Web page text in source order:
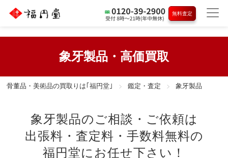
無料査定
象牙製品・高価買取
骨董品・美術品の買取りは｢福円堂｣ 鑑定・査定 象牙製品
象牙製品のご相談・ご依頼は
出張料・査定料・手数料無料の
福円堂にお任せ下さい！